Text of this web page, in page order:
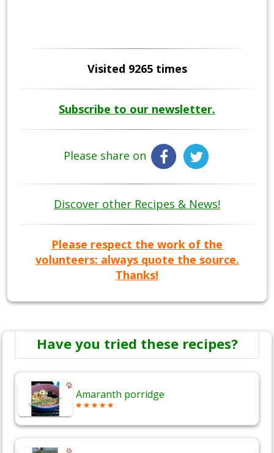
Visited 9265 times
Subscribe to our newsletter.
Please share on
Discover other Recipes & News!
Please respect the work of the
volunteers: always quote the source.
Thanks!
Have you tried these recipes?
Amaranth porridge